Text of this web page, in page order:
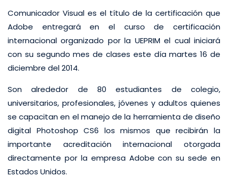
Comunicador Visual es el título de la certificación que
Adobe entregará en el curso de certificación
internacional organizado por la UEPRIM el cual iniciará
con su segundo mes de clases este día martes 16 de
diciembre del 2014.
Son alrededor de 80 estudiantes de colegio,
universitarios, profesionales, jóvenes y adultos quienes
se capacitan en el manejo de la herramienta de diseño
digital Photoshop CS6 los mismos que recibirán la
importante acreditación internacional otorgada
directamente por la empresa Adobe con su sede en
Estados Unidos.